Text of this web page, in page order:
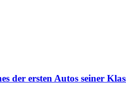
der ersten Autos seiner